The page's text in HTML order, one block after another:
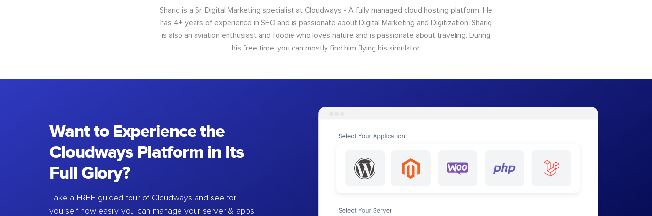
Shariq is a Sr. Digital Marketing specialist at Cloudways - A fully managed cloud hosting platform. He
has 4+ years of experience in SEO and is passionate about Digital Marketing and Digitization. Shariq
is also an aviation enthusiast and foodie who loves nature and is passionate about traveling. During
his free time, you can mostly find him flying his simulator.
Want to Experience the
Cloudways Platform in Its
Full Glory?
Take a FREE guided tour of Cloudways and see for
yourself how easily you can manage your server & apps